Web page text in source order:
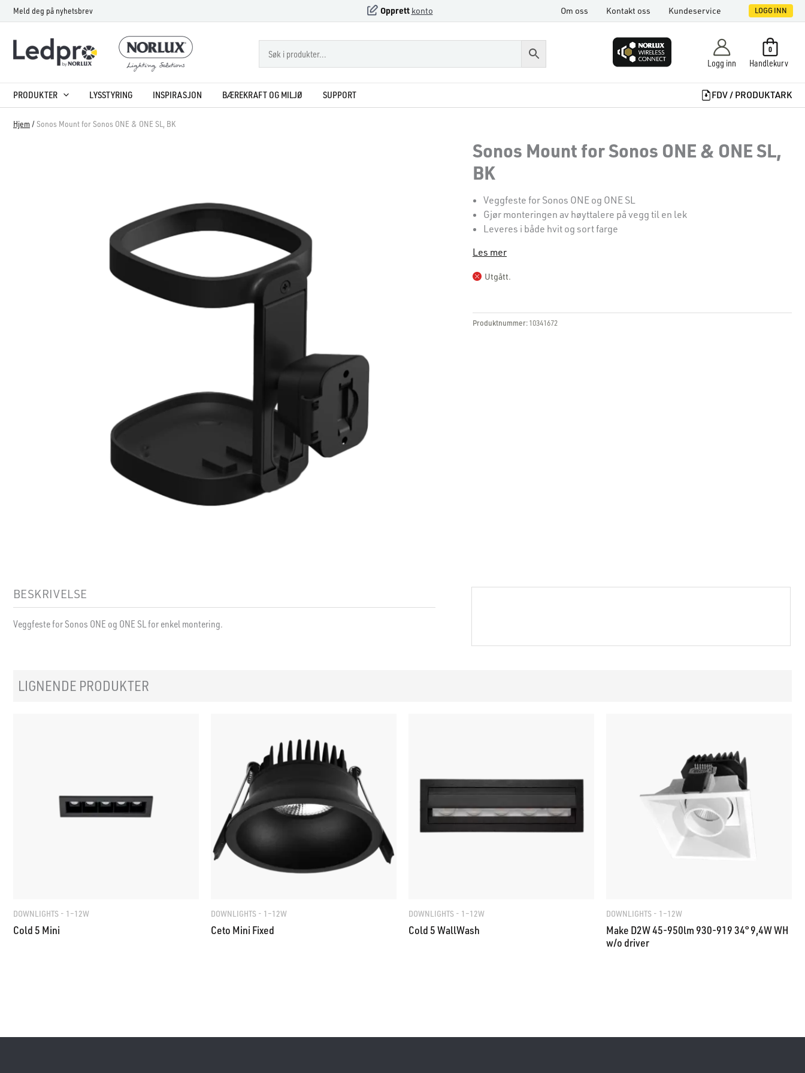
Hopp
rett
innholdet
Meld deg på nyhetsbrev Opprett konto Om oss Kontakt oss Kundeservice LOGG INN
Logg inn Handlekurv
0
PRODUKTER LYSSTYRING INSPIRASJON BÆREKRAFT OG MILJØ SUPPORT FDV / PRODUKTARK
Hjem /Sonos Mount for Sonos ONE & ONE SL, BK
Sonos Mount for Sonos ONE & ONE SL,
BK
Veggfeste for Sonos ONE og ONE SL
Gjør monteringen av høyttalere på vegg til en lek
Leveres i både hvit og sort farge
Les mer
Utgått.
Produktnummer: 10341672
BESKRIVELSE
Veggfeste for Sonos ONE og ONE SL for enkel montering.
LIGNENDE PRODUKTER
DOWNLIGHTS - 1–12W
Cold 5 Mini
DOWNLIGHTS - 1–12W
Ceto Mini Fixed
DOWNLIGHTS - 1–12W
Cold 5 WallWash
DOWNLIGHTS - 1–12W
Make D2W 45-950lm 930-919 34° 9,4W WH
w/o driver